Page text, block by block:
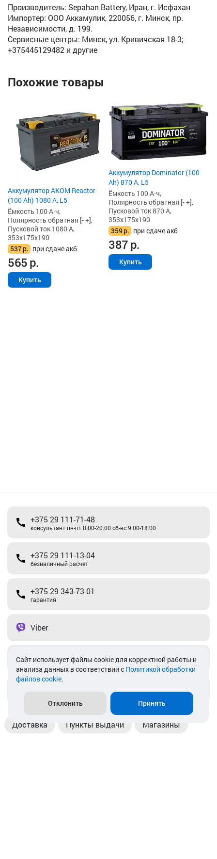
Производитель: Sepahan Battery, Иран, г. Исфахан
Импортер: ООО Аккамулик, 220056, г. Минск, пр.
Независимости, д. 199.
Сервисные центры: Минск, ул. Кривичская 18-3;
+375445129482 и другие
Похожие товары
Аккумулятор AKOM Reactor
(100 Ah) 1080 А, L5
Ёмкость 100 А·ч,
Полярность обратная [- +],
Пусковой ток 1080 А,
353x175x190
537р. при сдаче акб
565р.
Купить
Аккумулятор Dominator (100
Ah) 870 А, L5
Ёмкость 100 А·ч,
Полярность обратная [- +],
Пусковой ток 870 А,
353x175x190
359р. при сдаче акб
387р.
Купить
+375 29 111-71-48
консультант пн-пт 8:00-20:00 сб-вс 9:00-18:00
+375 29 111-13-04
безналичный расчет
+375 29 343-73-01
гарантия
Viber
Telegram
Доставка Пункты выдачи Магазины
Cайт использует файлы cookie для корректной работы и
анализа данных в соответствии с Политикой обработки
файлов cookie.
Отклонить Принять